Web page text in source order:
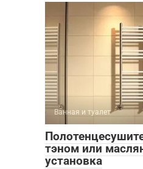
Ванная и туалет
тэном или
установка